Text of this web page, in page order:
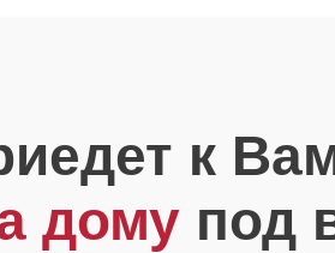
к
дому под